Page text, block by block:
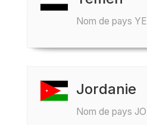
Nom de pays YE
Jordanie
Nom de pays JO